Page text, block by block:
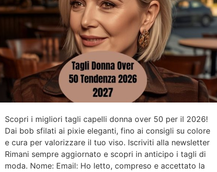
Scopri i migliori tagli capelli donna over 50 per il 2026!
Dai bob sfilati ai pixie eleganti, fino ai consigli su colore
e cura per valorizzare il tuo viso. Iscriviti alla newsletter
Rimani sempre aggiornato e scopri in anticipo i tagli di
moda. Nome: Email: Ho letto, compreso e accettato la